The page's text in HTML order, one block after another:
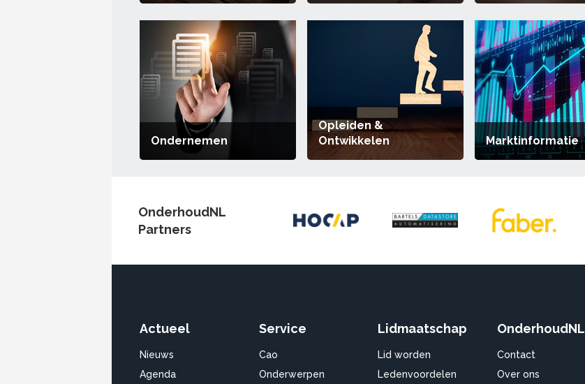
Ondernemen
Opleiden &
Ontwikkelen
Marktinformatie
OnderhoudNL
Partners
Actueel
Nieuws
Agenda
Service
Cao
Onderwerpen
Lidmaatschap
Lid worden
Ledenvoordelen
OnderhoudNL
Contact
Over ons